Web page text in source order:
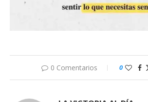
0 Comentarios 0